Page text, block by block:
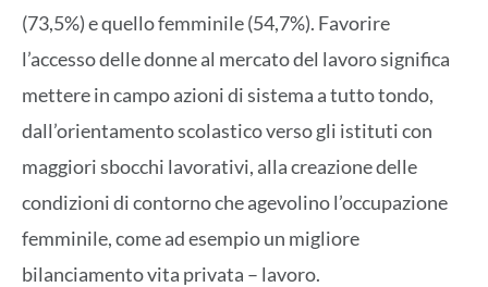
(73,5%) e quello femminile (54,7%). Favorire
l’accesso delle donne al mercato del lavoro significa
mettere in campo azioni di sistema a tutto tondo,
dall’orientamento scolastico verso gli istituti con
maggiori sbocchi lavorativi, alla creazione delle
condizioni di contorno che agevolino l’occupazione
femminile, come ad esempio un migliore
bilanciamento vita privata – lavoro.